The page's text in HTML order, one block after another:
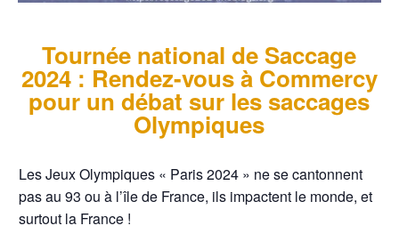
Tournée national de Saccage
2024 : Rendez-vous à Commercy
pour un débat sur les saccages
Olympiques
Les Jeux Olympiques « Paris 2024 » ne se cantonnent
pas au 93 ou à l’île de France, ils impactent le monde, et
surtout la France !